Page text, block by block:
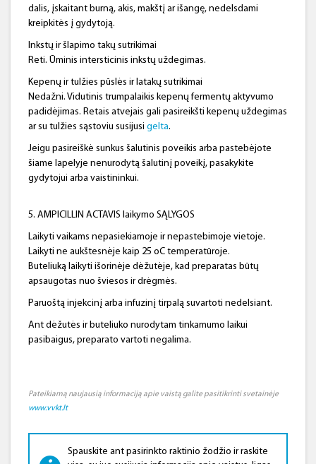
dalis, įskaitant burną, akis, makštį ar išangę, nedelsdami
kreipkitės į gydytoją.
Inkstų ir šlapimo takų sutrikimai
Reti. Ūminis intersticinis inkstų uždegimas.
Kepenų ir tulžies pūslės ir latakų sutrikimai
Nedažni. Vidutinis trumpalaikis kepenų fermentų aktyvumo
padidėjimas. Retais atvejais gali pasireikšti kepenų uždegimas
ar su tulžies sąstoviu susijusi gelta.
Jeigu pasireiškė sunkus šalutinis poveikis arba pastebėjote
šiame lapelyje nenurodytą šalutinį poveikį, pasakykite
gydytojui arba vaistininkui.
5. AMPICILLIN ACTAVIS laikymo SĄLYGOS
Laikyti vaikams nepasiekiamoje ir nepastebimoje vietoje.
Laikyti ne aukštesnėje kaip 25 oC temperatūroje.
Buteliuką laikyti išorinėje dėžutėje, kad preparatas būtų
apsaugotas nuo šviesos ir drėgmės.
Paruoštą injekcinį arba infuzinį tirpalą suvartoti nedelsiant.
Ant dėžutės ir buteliuko nurodytam tinkamumo laikui
pasibaigus, preparato vartoti negalima.
Pateikiamą naujausią informaciją apie vaistą galite pasitikrinti svetainėje
www.vvkt.lt
Spauskite ant pasirinkto raktinio žodžio ir raskite